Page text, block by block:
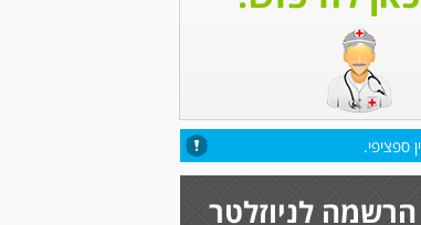
ספציפי.
הרשמה לניוזלטר